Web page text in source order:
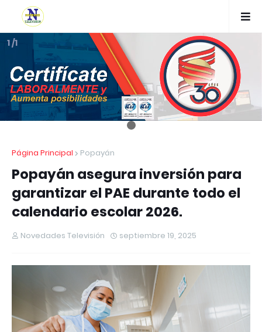
1 /1
Página Principal Popayán
Popayán asegura inversión para
garantizar el PAE durante todo el
calendario escolar 2026.
Novedades Televisión septiembre 19, 2025